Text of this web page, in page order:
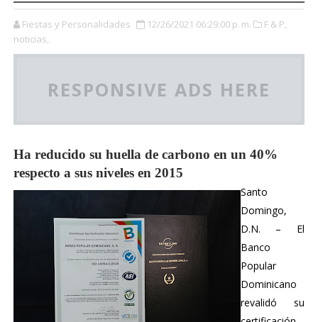
Fiestas y Personalidades 12/26/2021 06:29:00 p. m.
F & P,
noticias,
RESPONSIVE ADS HERE
Ha reducido su huella de carbono en un 40%
respecto a sus niveles en 2015
Santo
Domingo,
D.N. – El
Banco
Popular
Dominicano
revalidó su